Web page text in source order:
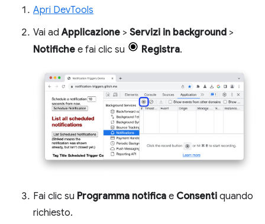
Apri DevTools
Vai adApplicazione > Servizi in background >
Notifiche e fai clic su Registra.
Fai clic su Programma notifica e Consenti quando
richiesto.